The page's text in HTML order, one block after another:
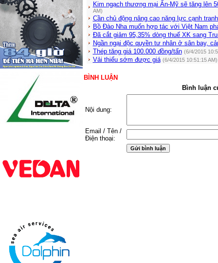
Kim ngạch thương mại Ấn-Mỹ sẽ tăng lên
AM)
Cần chủ động nâng cao năng lực cạnh
Bồ Đào Nha muốn hợp tác với Việt Nam
Đã cắt giảm 95,35% dòng thuế XK sang
Ngần ngại độc quyền tư nhân ở sân bay,
Thép tăng giá 100.000 đồng/tấn (6/4/2015
Vải thiểu sớm được giá (6/4/2015 10:51:15 AM)
BÌNH LUẬN
Bình luận
Nội dung:
Email / Tên /
Điện thoại: